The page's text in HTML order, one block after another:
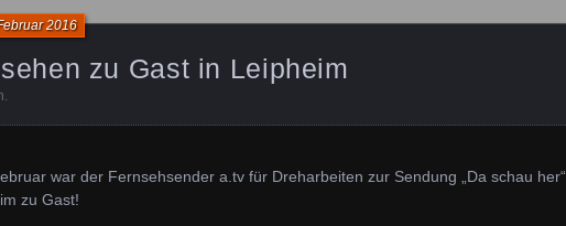
zu Gast in Leipheim
2016
.
war der Fernsehsender a.tv für Dreharbeiten zur Sendung „Da schau her“
zu Gast!